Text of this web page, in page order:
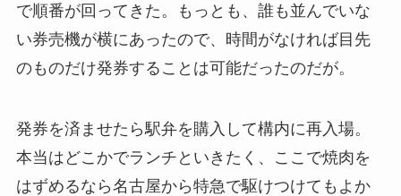
で順番が回ってきた。もっとも、誰も並んでいな
い券売機が横にあったので、時間がなければ目先
のものだけ発券することは可能だったのだが。
発券を済ませたら駅弁を購入して構内に再入場。
本当はどこかでランチといきたく、ここで焼肉を
はずめるなら名古屋から特急で駆けつけてもよか